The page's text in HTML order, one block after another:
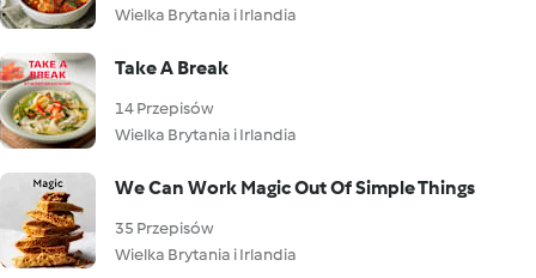
Wielka Brytania i Irlandia
Take A Break
14 Przepisów
Wielka Brytania i Irlandia
We Can Work Magic Out Of Simple Things
35 Przepisów
Wielka Brytania i Irlandia